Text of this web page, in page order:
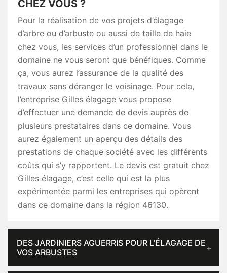
CHEZ VOUS ?
Pour la réalisation de vos projets d’élagage
d’arbre ou d’arbuste ou aussi de taille de haie
chez vous, les services d’un professionnel dans le
domaine ne vous seront que bénéfiques. Comme
ça, vous aurez l’assurance de la qualité des
travaux sans déranger le voisinage. Pour cela,
l’entreprise Gilles élagage vous propose
d’effectuer une demande de devis auprès de
plusieurs prestataires dans ce domaine. Vous
aurez également un aperçu des détails des
prestations de chaque société avec les différents
coûts qui s’y rapportent. Le devis est gratuit chez
Gilles élagage, c’est celle qui est la plus
expérimentée parmi les entreprises qui opèrent
dans ce domaine dans la région 46130.
DES JARDINIERS AGUERRIS POUR L’ÉLAGAGE DE
VOS ARBUSTES